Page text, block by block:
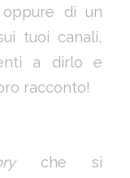
di un
tuoi canali,
a dirlo e
racconto!
che si